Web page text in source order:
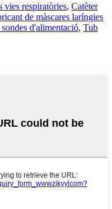
vies respiratòries, Catèter
de màscares laríngies
d'alimentació, Tub